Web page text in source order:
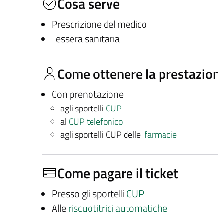
Prescrizione del medico
Tessera sanitaria
Come ottenere la
Con prenotazione
agli sportelli CUP
al CUP telefonico
agli sportelli CUP delle farmacie
Come pagare il ticket
Presso gli sportelli CUP
Alleriscuotitrici automatiche